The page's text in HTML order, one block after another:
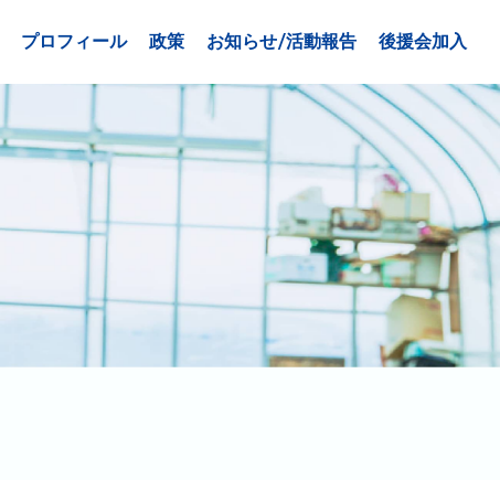
プロフィール 政策 お知らせ/活動報告 後援会加入